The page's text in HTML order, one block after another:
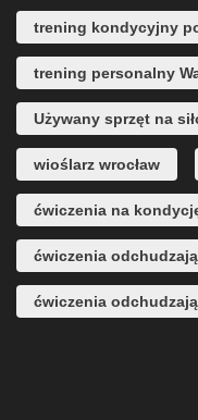
trening kondycyjny
trening personalny
Używany sprzęt na
wioślarz wrocław
ćwiczenia na
ćwiczenia
ćwiczenia